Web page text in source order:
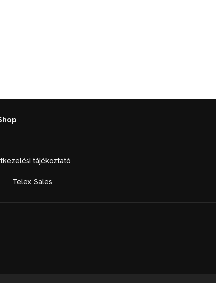
tájékoztató
Telex Sales